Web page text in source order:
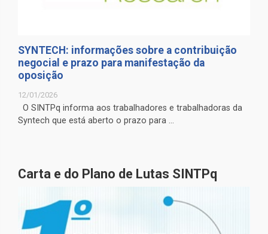
SYNTECH: informações sobre a contribuição
negocial e prazo para manifestação da
oposição
12/01/2026
O SINTPq informa aos trabalhadores e trabalhadoras da
Syntech que está aberto o prazo para ...
Carta e do Plano de Lutas SINTPq